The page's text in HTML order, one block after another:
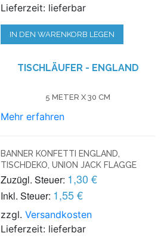
Lieferzeit: lieferbar
IN DEN WARENKORB LEGEN
TISCHLÄUFER - ENGLAND
5 METER X 30 CM
Mehr erfahren
BANNER KONFETTI ENGLAND,
TISCHDEKO, UNION JACK FLAGGE
Zuzügl. Steuer: 1,30 €
Inkl. Steuer: 1,55 €
zzgl.Versandkosten
Lieferzeit: lieferbar